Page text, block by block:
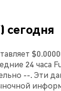
сегодня
24 часа
--. Эти